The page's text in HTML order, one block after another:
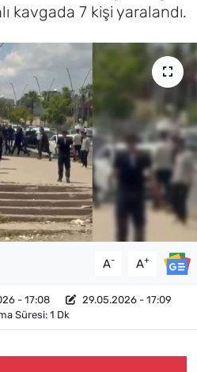
kavgada 7 kişi yaralandı.
A- A+
- 17:08
29.05.2026 - 17:09
Süresi: 1 Dk